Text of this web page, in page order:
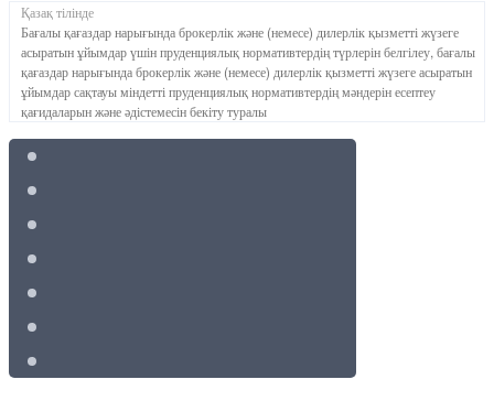
Қазақ тілінде
Бағалы қағаздар нарығында брокерлік және (немесе) дилерлік қызметті жүзеге
асыратын ұйымдар үшін пруденциялық нормативтердің түрлерін белгілеу, бағалы
қағаздар нарығында брокерлік және (немесе) дилерлік қызметті жүзеге асыратын
ұйымдар сақтауы міндетті пруденциялық нормативтердің мәндерін есептеу
қағидаларын және әдістемесін бекіту туралы